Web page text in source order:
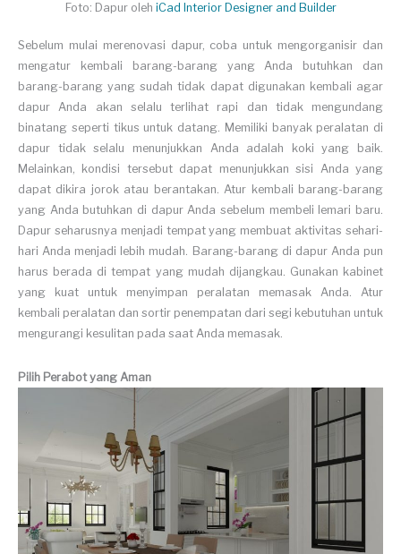
Foto: Dapur oleh iCad Interior Designer and Builder
Sebelum mulai merenovasi dapur, coba untuk mengorganisir dan
mengatur kembali barang-barang yang Anda butuhkan dan
barang-barang yang sudah tidak dapat digunakan kembali agar
dapur Anda akan selalu terlihat rapi dan tidak mengundang
binatang seperti tikus untuk datang. Memiliki banyak peralatan di
dapur tidak selalu menunjukkan Anda adalah koki yang baik.
Melainkan, kondisi tersebut dapat menunjukkan sisi Anda yang
dapat dikira jorok atau berantakan. Atur kembali barang-barang
yang Anda butuhkan di dapur Anda sebelum membeli lemari baru.
Dapur seharusnya menjadi tempat yang membuat aktivitas sehari-
hari Anda menjadi lebih mudah. Barang-barang di dapur Anda pun
harus berada di tempat yang mudah dijangkau. Gunakan kabinet
yang kuat untuk menyimpan peralatan memasak Anda. Atur
kembali peralatan dan sortir penempatan dari segi kebutuhan untuk
mengurangi kesulitan pada saat Anda memasak.
Pilih Perabot yang Aman